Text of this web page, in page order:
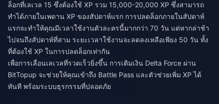
ล็อกที่เลเวล 15 ซึ่งต้องใช้ XP รวม 15,000-20,000 XP ซึ่งสามารถ
ทำได้ภายในเพดาน XP ของสัปดาห์แรก การปลดล็อกภายในสัปดาห์
แรกจะทำให้คุณมีเวลาใช้งานตัวละครนี้มากกว่า 70 วัน แต่หากล่าช้า
ไปจนถึงสัปดาห์ที่สาม ระยะเวลาใช้งานจะลดลงเหลือเพียง 50 วัน ทั้ง
ที่ต้องใช้ XP ในการปลดล็อกเท่ากัน
เพื่อการเลื่อนเลเวลที่รวดเร็วยิ่งขึ้น การเติมเงิน Delta Force ผ่าน
BitTopup จะช่วยให้คุณเข้าถึง Battle Pass และตัวช่วยเพิ่ม XP ได้
ทันที พร้อมระบบธุรกรรมที่ปลอดภัย